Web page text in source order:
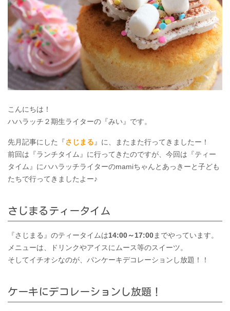
こんにちは！
ハハラッチ２期生ライターの『みい』です。
先月記事にした『さじまる 』に、またまた行ってきましたー！
前回は『ランチタイム』に行ってきたのですが、今回は『ティー
タイム』にハハラッチライターのmamiちゃんとあっきーと子ども
たちで行ってきましたよー♪
さじまるティータイム
『さじまる』のティータイムは14:00～17:00までやっています。
メニューは、ドリンクやアイスにムース等のスイーツ。
そしてイチオシなのが、パンケーキデコレーションし放題！！
ケーキにデコレーションし放題！